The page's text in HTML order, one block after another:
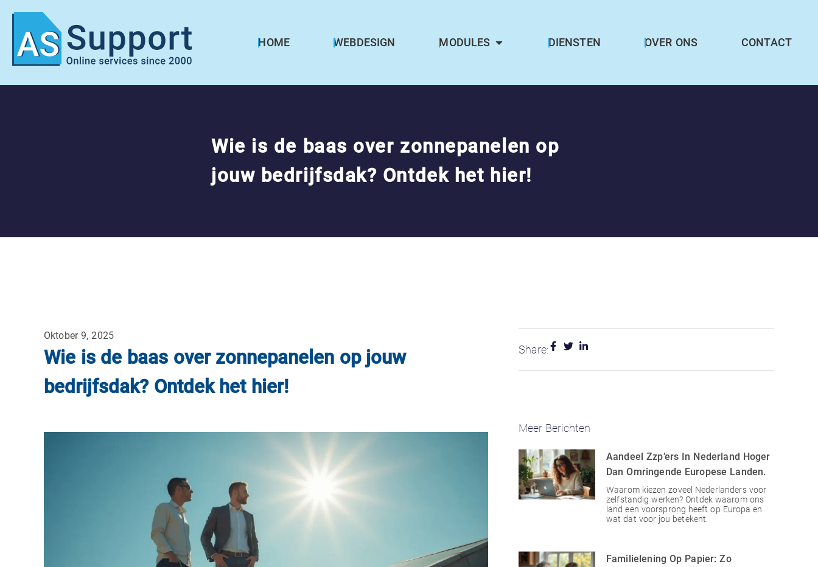
HOME WEBDESIGN MODULES DIENSTEN OVER ONS CONTACT
Wie is de baas over zonnepanelen op
jouw bedrijfsdak? Ontdek het hier!
Oktober 9, 2025
Wie is de baas over zonnepanelen op jouw
bedrijfsdak? Ontdek het hier!
Share:
Meer Berichten
Aandeel Zzp’ers In Nederland Hoger
Dan Omringende Europese Landen.
Waarom kiezen zoveel Nederlanders voor
zelfstandig werken? Ontdek waarom ons
land een voorsprong heeft op Europa en
wat dat voor jou betekent.
Familielening Op Papier: Zo